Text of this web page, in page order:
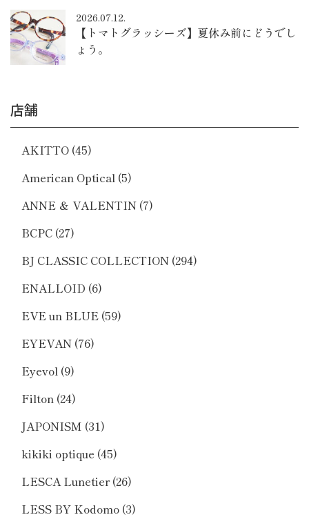
2026.07.12.
【トマトグラッシーズ】夏休み前にどうでし
ょう。
店舗
AKITTO (45)
American Optical (5)
ANNE ＆ VALENTIN (7)
BCPC (27)
BJ CLASSIC COLLECTION (294)
ENALLOID (6)
EVE un BLUE (59)
EYEVAN (76)
Eyevol (9)
Filton (24)
JAPONISM (31)
kikiki optique (45)
LESCA Lunetier(26)
LESS BY Kodomo (3)